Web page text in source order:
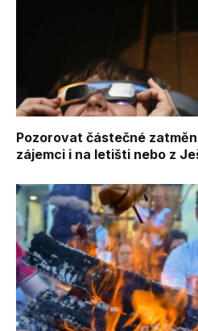
Pozorovat částečné
zájemci i na letišti nebo z